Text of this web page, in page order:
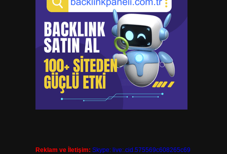
Reklam ve İletişim: Skype: live:.cid.575569c608265c69